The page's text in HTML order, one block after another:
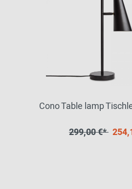
Cono Table lamp
299,00 €*